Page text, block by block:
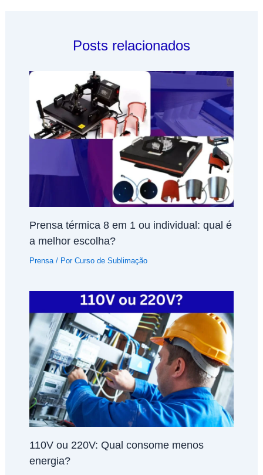
Posts relacionados
Prensa térmica 8 em 1 ou individual: qual é
a melhor escolha?
Prensa/ Por Curso de Sublimação
110V ou 220V: Qual consome menos
energia?